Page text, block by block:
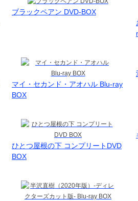
ブラックペアン DVD-BOX
マイ・セカンド・アオハル Blu-ray
BOX
ひとつ屋根の下 コンプリートDVD
BOX